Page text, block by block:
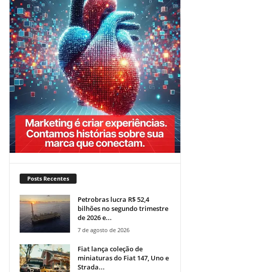
Posts Recentes
Petrobras lucra R$ 52,4
bilhões no segundo trimestre
de 2026 e...
7 de agosto de 2026
Fiat lança coleção de
miniaturas do Fiat 147, Uno e
Strada...